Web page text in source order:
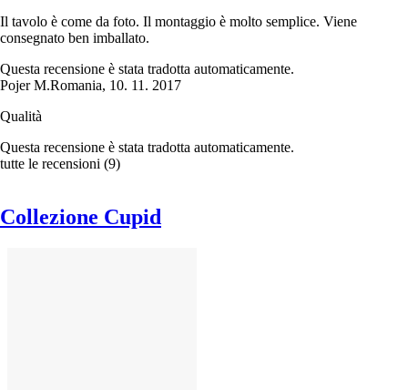
Il tavolo è come da foto. Il montaggio è molto semplice. Viene
consegnato ben imballato.
Questa recensione è stata tradotta automaticamente.
Pojer M.Romania, 10. 11. 2017
Qualità
Questa recensione è stata tradotta automaticamente.
tutte le recensioni (9)
Collezione Cupid